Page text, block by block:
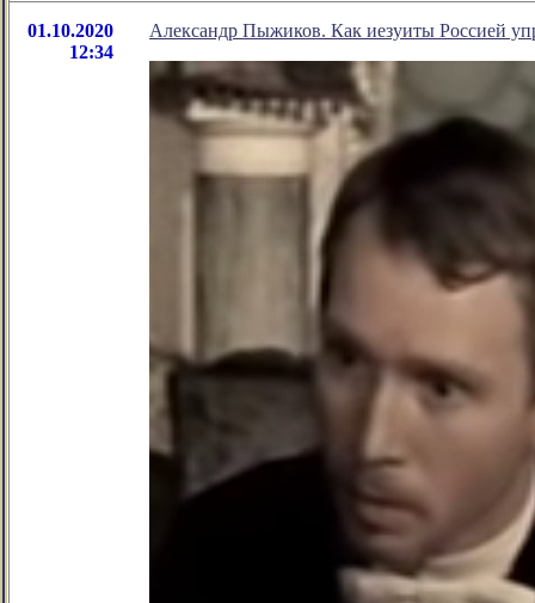
01.10.2020
12:34
Александр Пыжиков. Как иезуиты Россией